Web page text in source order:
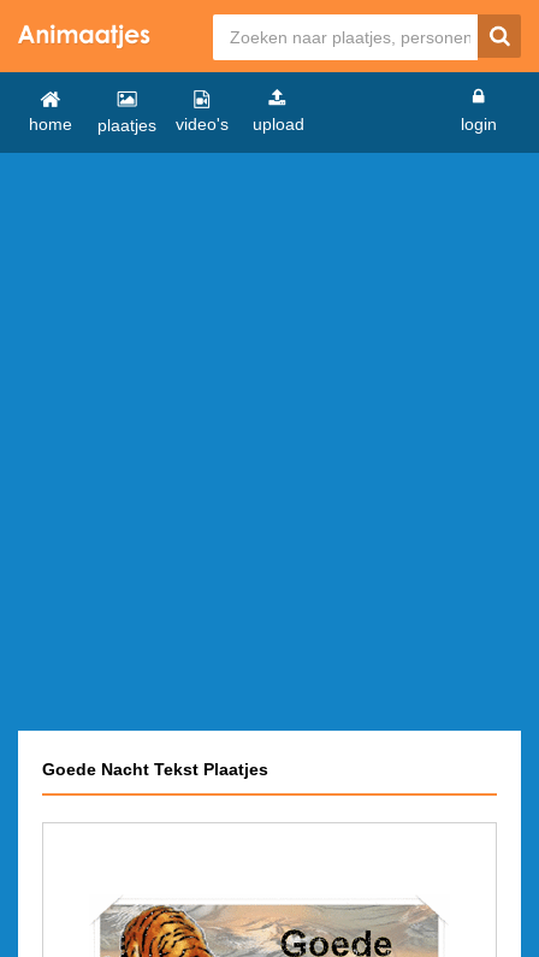
home plaatjes video's upload login
Goede Nacht Tekst Plaatjes